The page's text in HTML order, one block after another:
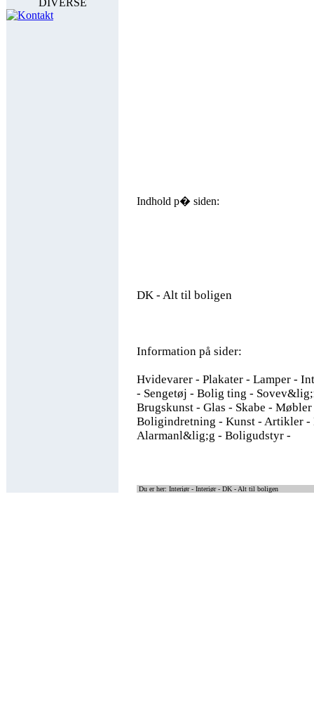
DIVERSE
Kontakt
Indhold p� siden:
DK - Alt til boligen
Information på sider:
Hvidevarer - Plakater - Lamper -
- Sengetøj - Bolig ting -
Brugskunst - Glas - Skabe -
Boligindretning - Kunst - Artikler -
Alarmanl&lig;g - Boligudstyr -
Du er her: Interiør - Interiør - DK - Alt til boligen